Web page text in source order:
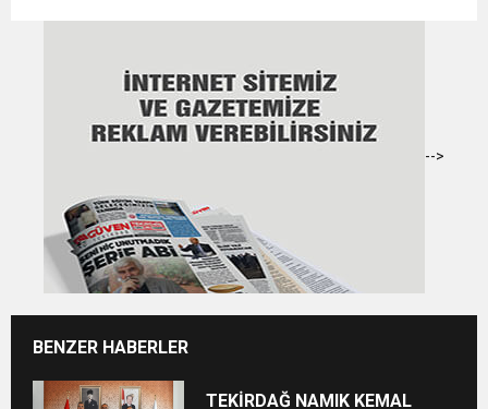
-->
BENZER HABERLER
TEKİRDAĞ NAMIK KEMAL